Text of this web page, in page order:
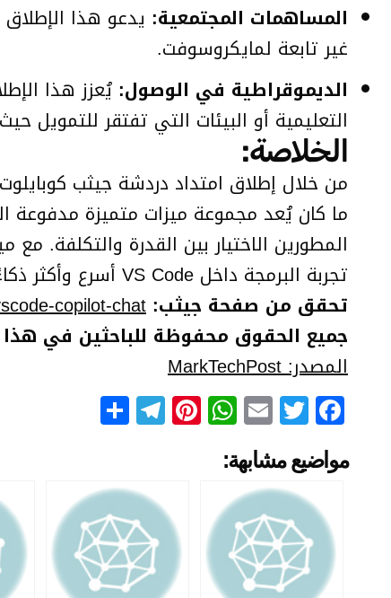
المساهمات المجتمعية:
غير تابعة لمايكروسوفت.
الديموقراطية في الوصول: يُعزز هذا
التعليمية أو البيئات التي تفتقر للتمويل
الخلاصة:
من خلال إطلاق امتداد دردشة جيثب
ما كان يُعد مجموعة ميزات متميزة مدفوعة
المطورين الاختيار بين القدرة والتكلفة.
تجربة البرمجة داخل VS Code أسرع وأكثر ذكاءً وتعاونًا.
تحقق من صفحة جيثب: copilot-chat
جميع الحقوق محفوظة للباحثين في
المصدر: MarkTechPost
Facebook
Twitter
Email
WhatsApp
Pinterest
Telegram
مواضيع مشابهة: